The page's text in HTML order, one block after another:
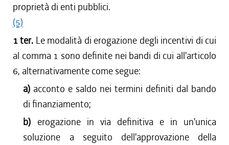
proprietà di enti pubblici.
(5)
1 ter. Le modalità di erogazione degli incentivi di cui
al comma 1 sono definite nei bandi di cui all'articolo
6, alternativamente come segue:
a) acconto e saldo nei termini definiti dal bando
di finanziamento;
b) erogazione in via definitiva e in un'unica
soluzione a seguito dell'approvazione della